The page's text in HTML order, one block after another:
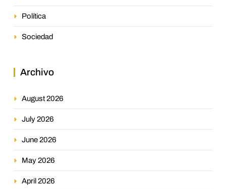
Política
Sociedad
Archivo
August 2026
July 2026
June 2026
May 2026
April 2026